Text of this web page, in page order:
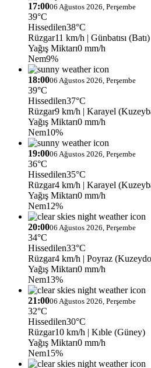
17:0006 Ağustos 2026, Perşembe
39°C
Hissedilen38°C
Rüzgar11 km/h | Günbatısı (Batı)
Yağış Miktarı0 mm/h
Nem9%
18:0006 Ağustos 2026, Perşembe
39°C
Hissedilen37°C
Rüzgar9 km/h | Karayel
Yağış Miktarı0 mm/h
Nem10%
19:0006 Ağustos 2026, Perşembe
36°C
Hissedilen35°C
Rüzgar4 km/h | Karayel
Yağış Miktarı0 mm/h
Nem12%
20:0006 Ağustos 2026, Perşembe
34°C
Hissedilen33°C
Rüzgar4 km/h | Poyraz
Yağış Miktarı0 mm/h
Nem13%
21:0006 Ağustos 2026, Perşembe
32°C
Hissedilen30°C
Rüzgar10 km/h | Kıble (Güney)
Yağış Miktarı0 mm/h
Nem15%